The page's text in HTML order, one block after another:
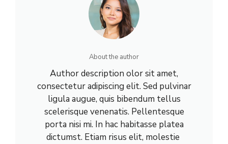
About the author
Author description olor sit amet,
consectetur adipiscing elit. Sed pulvinar
ligula augue, quis bibendum tellus
scelerisque venenatis. Pellentesque
porta nisi mi. In hac habitasse platea
dictumst. Etiam risus elit, molestie